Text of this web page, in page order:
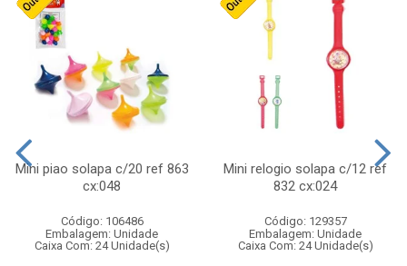
Mini piao solapa c/20 ref 863
cx:048
Código: 106486
Embalagem: Unidade
Caixa Com: 24 Unidade(s)
Mini relogio solapa c/12 ref
832 cx:024
Código: 129357
Embalagem: Unidade
Caixa Com: 24 Unidade(s)